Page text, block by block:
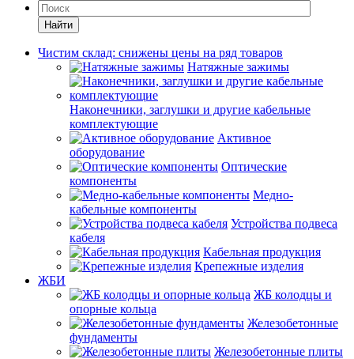
Найти
Чистим склад: снижены цены на ряд товаров
Натяжные зажимы
Наконечники, заглушки и другие кабельные
комплектующие
Активное
оборудование
Оптические
компоненты
Медно-
кабельные компоненты
Устройства подвеса
кабеля
Кабельная продукция
Крепежные изделия
ЖБИ
ЖБ колодцы и
опорные кольца
Железобетонные
фундаменты
Железобетонные плиты